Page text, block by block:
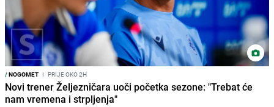
/NOGOMET I PRIJE OKO 2H
Novi trener Željezničara uoči početka sezone: "Trebat će
nam vremena i strpljenja"